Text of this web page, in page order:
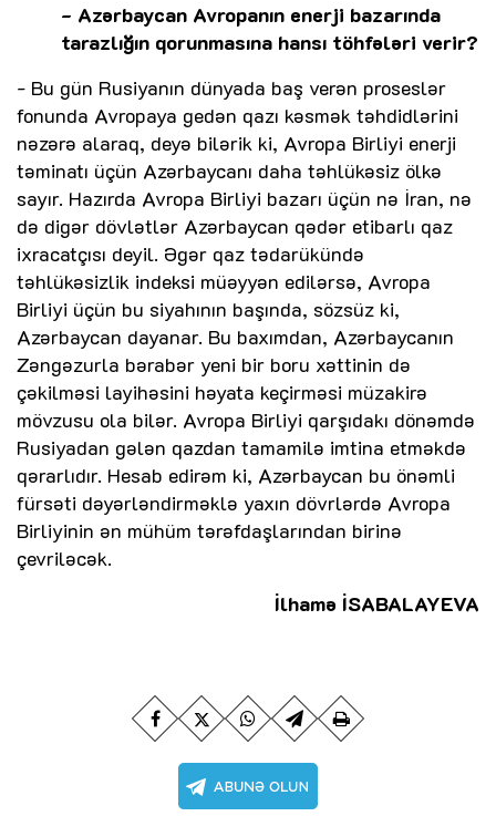
- Azərbaycan Avropanın enerji bazarında
tarazlığın qorunmasına hansı töhfələri verir?
- Bu gün Rusiyanın dünyada baş verən proseslər
fonunda Avropaya gedən qazı kəsmək təhdidlərini
nəzərə alaraq, deyə bilərik ki, Avropa Birliyi enerji
təminatı üçün Azərbaycanı daha təhlükəsiz ölkə
sayır. Hazırda Avropa Birliyi bazarı üçün nə İran, nə
də digər dövlətlər Azərbaycan qədər etibarlı qaz
ixracatçısı deyil. Əgər qaz tədarükündə
təhlükəsizlik indeksi müəyyən edilərsə, Avropa
Birliyi üçün bu siyahının başında, sözsüz ki,
Azərbaycan dayanar. Bu baxımdan, Azərbaycanın
Zəngəzurla bərabər yeni bir boru xəttinin də
çəkilməsi layihəsini həyata keçirməsi müzakirə
mövzusu ola bilər. Avropa Birliyi qarşıdakı dönəmdə
Rusiyadan gələn qazdan tamamilə imtina etməkdə
qərarlıdır. Hesab edirəm ki, Azərbaycan bu önəmli
fürsəti dəyərləndirməklə yaxın dövrlərdə Avropa
Birliyinin ən mühüm tərəfdaşlarından birinə
çevriləcək.
İlhamə İSABALAYEVA